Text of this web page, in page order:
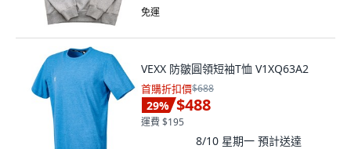
免運
VEXX 防皺圓領短袖T恤 V1XQ63A2
首購折扣價$688
29% $488
運費 $195
8/10 星期一 預計送達